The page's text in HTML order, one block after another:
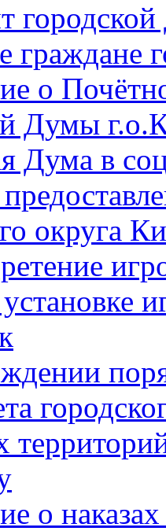
граждане
о
Думы
Дума в
округа
о